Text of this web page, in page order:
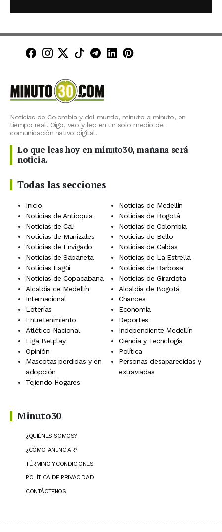
Minuto30 en Facebook
Minuto30 en Instagram
Minuto30 en X (Twitter)
Minuto30 en TikTok
Canal de Minuto30 en
Minuto30 en LinkedIn
Minuto30 en
Noticias de Colombia y del mundo, minuto a minuto, en
tiempo real. Oigo, veo y leo en un solo medio de
comunicación nativo digital.
Lo que leas hoy en minuto30, mañana será
noticia.
Todas las secciones
Inicio
Noticias de Medellín
Noticias de Antioquia
Noticias de Bogotá
Noticias de Cali
Noticias de Colombia
Noticias de Manizales
Noticias de Bello
Noticias de Envigado
Noticias de Caldas
Noticias de Sabaneta
Noticias de La Estrella
Noticias Itagüí
Noticias de Barbosa
Noticias de Copacabana
Noticias de Girardota
Alcaldía de Medellín
Alcaldía de Bogotá
Internacional
Chances
Loterías
Economía
Entretenimiento
Deportes
Atlético Nacional
Independiente Medellín
Liga Betplay
Ciencia y Tecnología
Opinión
Política
Mascotas perdidas y en
adopción
Personas desaparecidas y
extraviadas
Tejiendo Hogares
Minuto30
¿QUIÉNES SOMOS?
¿CÓMO ANUNCIAR?
TÉRMINO Y CONDICIONES
POLÍTICA DE PRIVACIDAD
CONTÁCTENOS